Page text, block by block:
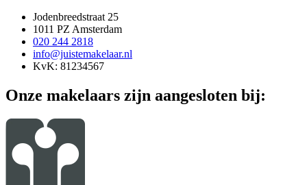
Jodenbreedstraat 25
1011 PZ Amsterdam
020 244 2818
info@juistemakelaar.nl
KvK: 81234567
Onze makelaars zijn aangesloten bij: